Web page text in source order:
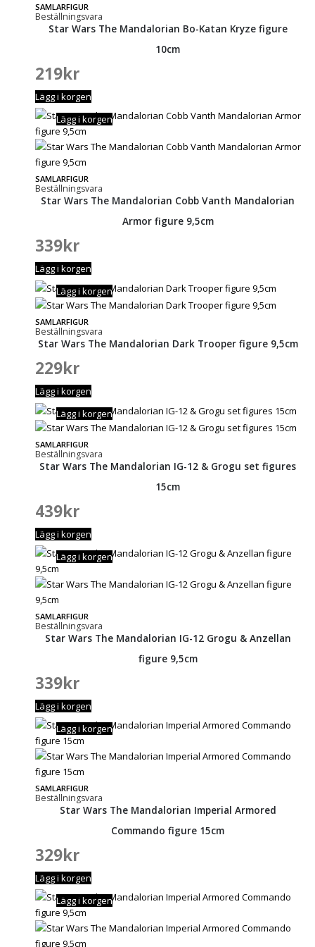
SAMLARFIGUR
Beställningsvara
Star Wars The Mandalorian Bo-Katan Kryze figure
10cm
219kr
Lägg i korgen
SAMLARFIGUR
Beställningsvara
Lägg i korgen
Star Wars The Mandalorian Cobb Vanth Mandalorian
Armor figure 9,5cm
339kr
Lägg i korgen
SAMLARFIGUR
Beställningsvara
Lägg i korgen
Star Wars The Mandalorian Dark Trooper figure 9,5cm
229kr
Lägg i korgen
SAMLARFIGUR
Beställningsvara
Lägg i korgen
Star Wars The Mandalorian IG-12 & Grogu set figures
15cm
439kr
Lägg i korgen
SAMLARFIGUR
Beställningsvara
Lägg i korgen
Star Wars The Mandalorian IG-12 Grogu & Anzellan
figure 9,5cm
339kr
Lägg i korgen
SAMLARFIGUR
Beställningsvara
Lägg i korgen
Star Wars The Mandalorian Imperial Armored
Commando figure 15cm
329kr
Lägg i korgen
Lägg i korgen